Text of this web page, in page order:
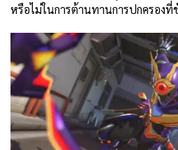
หรือไม่ในการต้านทานการปกครองที่